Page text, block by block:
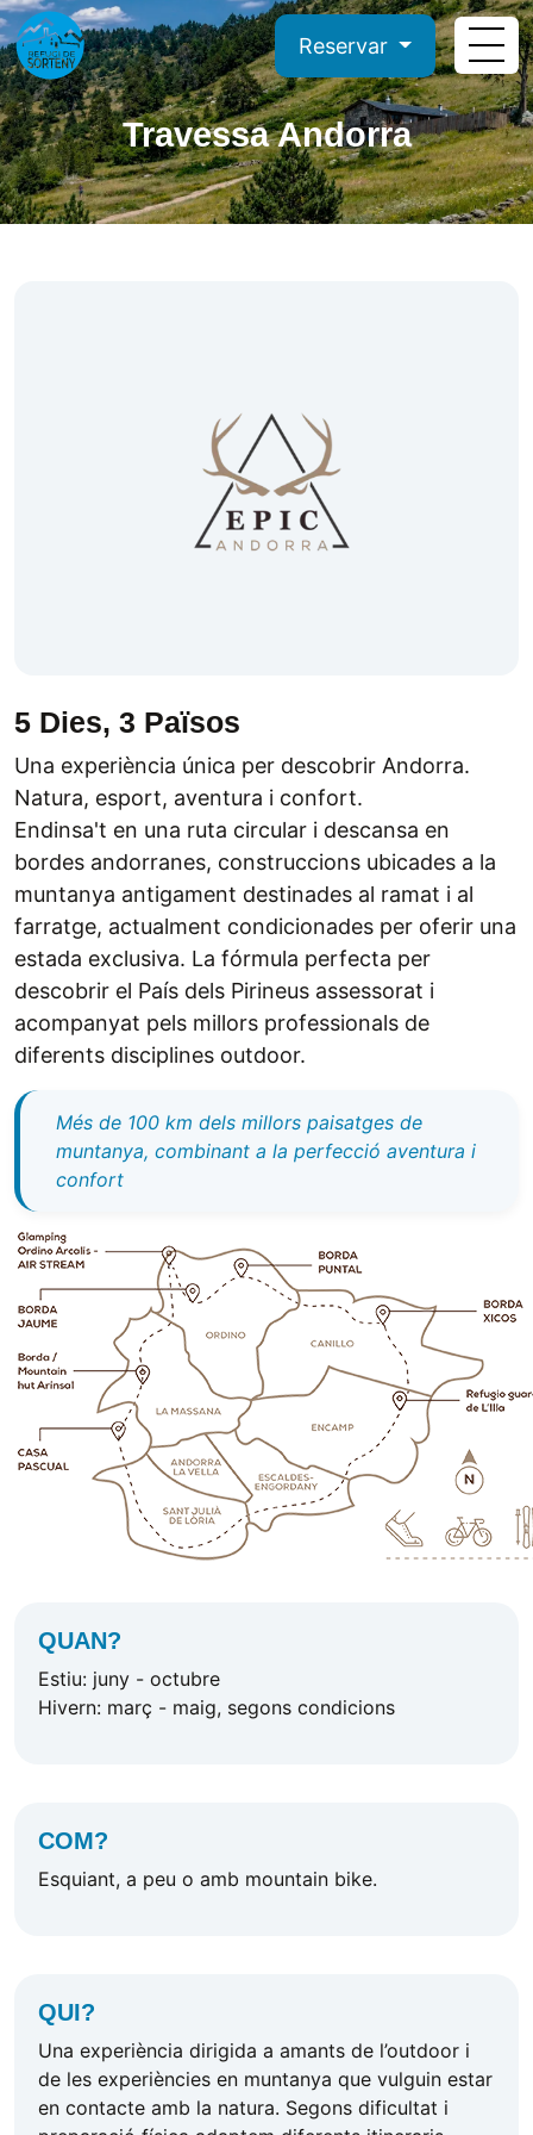
Reservar
Travessa Andorra
5 Dies, 3 Països
Una experiència única per descobrir Andorra.
Natura, esport, aventura i confort.
Endinsa't en una ruta circular i descansa en
bordes andorranes, construccions ubicades a la
muntanya antigament destinades al ramat i al
farratge, actualment condicionades per oferir una
estada exclusiva. La fórmula perfecta per
descobrir el País dels Pirineus assessorat i
acompanyat pels millors professionals de
diferents disciplines outdoor.
Més de 100 km dels millors paisatges de
muntanya, combinant a la perfecció aventura i
confort
QUAN?
Estiu: juny - octubre
Hivern: març - maig, segons condicions
COM?
Esquiant, a peu o amb mountain bike.
QUI?
Una experiència dirigida a amants de l’outdoor i
de les experiències en muntanya que vulguin estar
en contacte amb la natura. Segons dificultat i